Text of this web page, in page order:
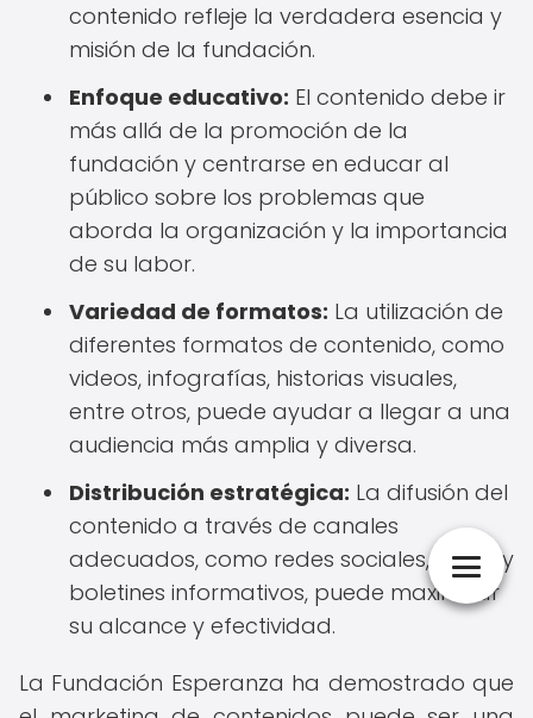
contenido refleje la verdadera esencia y
misión de la fundación.
Enfoque educativo: El contenido debe ir
más allá de la promoción de la
fundación y centrarse en educar al
público sobre los problemas que
aborda la organización y la importancia
de su labor.
Variedad de formatos: La utilización de
diferentes formatos de contenido, como
videos, infografías, historias visuales,
entre otros, puede ayudar a llegar a una
audiencia más amplia y diversa.
Distribución estratégica: La difusión del
contenido a través de canales
adecuados, como redes sociales, blogs y
boletines informativos, puede maximizar
su alcance y efectividad.
La Fundación Esperanza ha demostrado que